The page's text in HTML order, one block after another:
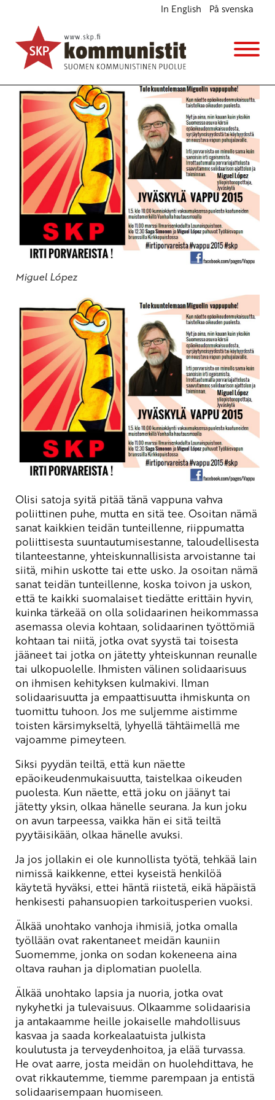
In English På svenska
1.5.2015, VAPPU
Ajankohtaista
1.5.2015 - 17:01
SKP
Miguel López
Olisi satoja syitä pitää tänä vappuna vahva
poliittinen puhe, mutta en sitä tee. Osoitan nämä
sanat kaikkien teidän tunteillenne, riippumatta
poliittisesta suuntautumisestanne, taloudellisesta
tilanteestanne, yhteiskunnallisista arvoistanne tai
siitä, mihin uskotte tai ette usko. Ja osoitan nämä
sanat teidän tunteillenne, koska toivon ja uskon,
että te kaikki suomalaiset tiedätte erittäin hyvin,
kuinka tärkeää on olla solidaarinen heikommassa
asemassa olevia kohtaan, solidaarinen työttömiä
kohtaan tai niitä, jotka ovat syystä tai toisesta
jääneet tai jotka on jätetty yhteiskunnan reunalle
tai ulkopuolelle. Ihmisten välinen solidaarisuus
on ihmisen kehityksen kulmakivi. Ilman
solidaarisuutta ja empaattisuutta ihmiskunta on
tuomittu tuhoon. Jos me suljemme aistimme
toisten kärsimykseltä, lyhyellä tähtäimellä me
vajoamme pimeyteen.
Siksi pyydän teiltä, että kun näette
epäoikeudenmukaisuutta, taistelkaa oikeuden
puolesta. Kun näette, että joku on jäänyt tai
jätetty yksin, olkaa hänelle seurana. Ja kun joku
on avun tarpeessa, vaikka hän ei sitä teiltä
pyytäisikään, olkaa hänelle avuksi.
Ja jos jollakin ei ole kunnollista työtä, tehkää lain
nimissä kaikkenne, ettei kyseistä henkilöä
käytetä hyväksi, ettei häntä riistetä, eikä häpäistä
henkisesti pahansuopien tarkoitusperien vuoksi.
Älkää unohtako vanhoja ihmisiä, jotka omalla
työllään ovat rakentaneet meidän kauniin
Suomemme, jonka on sodan kokeneena aina
oltava rauhan ja diplomatian puolella.
Älkää unohtako lapsia ja nuoria, jotka ovat
nykyhetki ja tulevaisuus. Olkaamme solidaarisia
ja antakaamme heille jokaiselle mahdollisuus
kasvaa ja saada korkealaatuista julkista
koulutusta ja terveydenhoitoa, ja elää turvassa.
He ovat aarre, josta meidän on huolehdittava, he
ovat rikkautemme, tiemme parempaan ja entistä
solidaarisempaan huomiseen.